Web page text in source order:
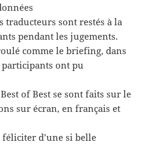
traducteurs sont restés à la
pendant les jugements.
comme le briefing, dans
ont pu
of Best se sont faits sur le
sur écran, en français et
féliciter d’une si belle